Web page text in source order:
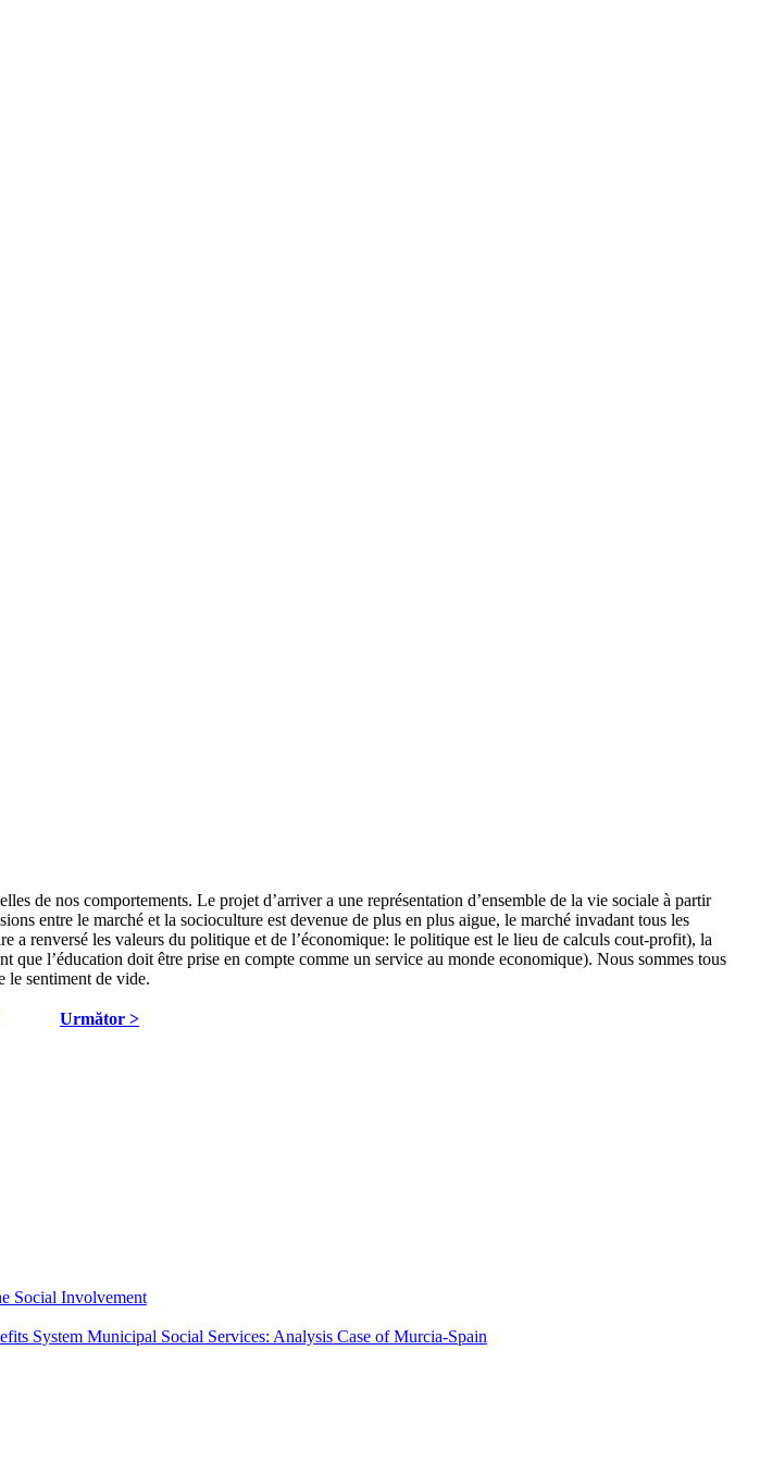
de nos comportements. Le projet d’arriver a une représentation d’ensemble de la vie sociale à partir
entre le marché et la socioculture est devenue de plus en plus aigue, le marché invadant tous les
a renversé les valeurs du politique et de l’économique: le politique est le lieu de calculs cout-profit), la
que l’éducation doit être prise en compte comme un service au monde economique). Nous sommes tous
le sentiment de vide.
Următor >
Social Involvement
System Municipal Social Services: Analysis Case of Murcia-Spain